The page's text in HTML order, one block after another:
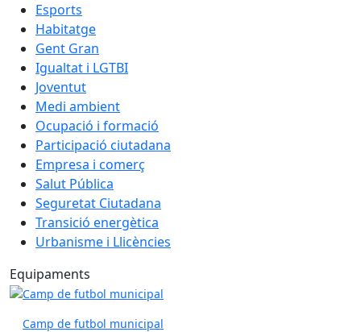
Esports
Habitatge
Gent Gran
Igualtat i LGTBI
Joventut
Medi ambient
Ocupació i formació
Participació ciutadana
Empresa i comerç
Salut Pública
Seguretat Ciutadana
Transició energètica
Urbanisme i Llicències
Equipaments
Camp de futbol municipal